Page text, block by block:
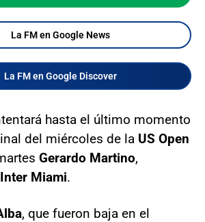
La FM en Google News
La FM en Google Discover
hasta el último momento
del miércoles de la US Open
Gerardo Martino,
Inter Miami.
, que fueron baja en el